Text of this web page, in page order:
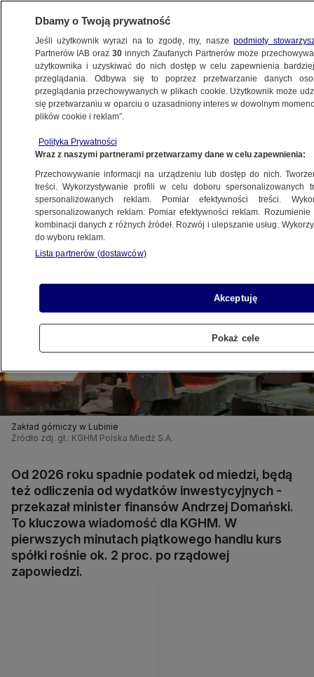
BIZNES
NAJNOWSZE
podatku. Kluczowa zmiana dla jednej spółki
23.05.2025, 08:51
Udostępnij
Zakład górniczy w Lubinie
Źródło zdj. gł.: KGHM Polska Miedź S.A.
Od 2026 roku spadnie podatek od miedzi, będą
też odliczenia od wydatków inwestycyjnych -
przekazał minister finansów Andrzej Domański.
To kluczowa wiadomość dla KGHM. W
pierwszych minutach piątkowego handlu kurs
spółki rośnie ok. 2 proc. po rządowej
zapowiedzi.
Dbamy o Twoją prywatność
Jeśli użytkownik wyrazi na to zgodę, my, naszepodmioty
Partnerów IAB oraz30 innych Zaufanych Partnerów może
użytkownika i uzyskiwać do nich dostęp w celu zapewnienia
przeglądania. Odbywa się to poprzez przetwarzanie danych
przeglądania przechowywanych w plikach cookie. Użytkownik może
się przetwarzaniu w oparciu o uzasadniony interes w dowolnym
plików cookie i reklam”.
Polityka Prywatności
Wraz z naszymi partnerami przetwarzamy dane w celu zapewnienia:
Przechowywanie informacji na urządzeniu lub dostęp do nich.
treści. Wykorzystywanie profili w celu doboru spersonalizowanych
spersonalizowanych reklam. Pomiar efektywności treści.
spersonalizowanych reklam. Pomiar efektywności reklam.
kombinacji danych z różnych źródeł. Rozwój i ulepszanie usług.
do wyboru reklam.
Lista partnerów (dostawców)
Akceptuję
Pokaż cele